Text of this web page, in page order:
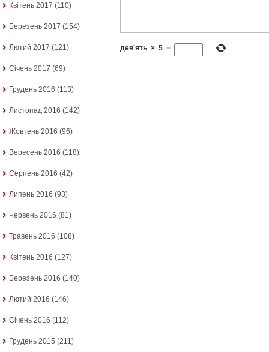
Квітень 2017 (110)
Березень 2017 (154)
Лютий 2017 (121)
Січень 2017 (69)
Грудень 2016 (113)
Листопад 2016 (142)
Жовтень 2016 (96)
Вересень 2016 (118)
Серпень 2016 (42)
Липень 2016 (93)
Червень 2016 (81)
Травень 2016 (108)
Квітень 2016 (127)
Березень 2016 (140)
Лютий 2016 (146)
Січень 2016 (112)
Грудень 2015 (211)
дев'ять × 5 =